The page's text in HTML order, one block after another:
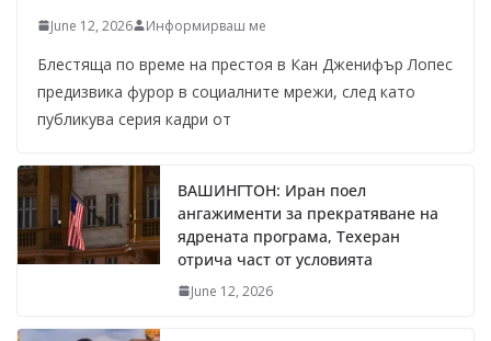
June 12, 2026 Информирваш ме
Блестяща по време на престоя в Кан Дженифър Лопес
предизвика фурор в социалните мрежи, след като
публикува серия кадри от
ВАШИНГТОН: Иран поел
ангажименти за прекратяване на
ядрената програма, Техеран
отрича част от условията
June 12, 2026